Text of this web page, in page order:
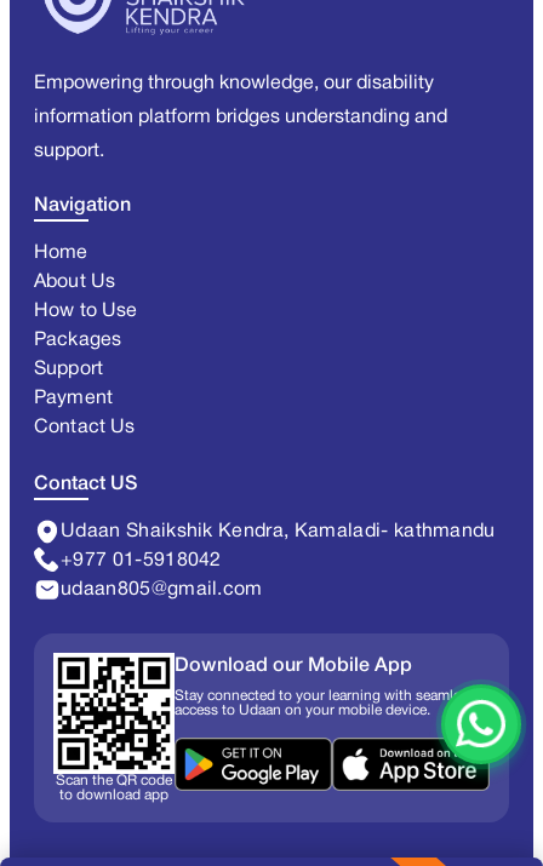
Empowering through knowledge, our disability
information platform bridges understanding and
support.
Navigation
Home
About Us
How to Use
Packages
Support
Payment
Contact Us
Contact US
Udaan Shaikshik Kendra, Kamaladi- kathmandu
+977 01-5918042
udaan805@gmail.com
Scan the QR code
to download app
Download our Mobile App
Stay connected to your learning with seamless
access to Udaan on your mobile device.